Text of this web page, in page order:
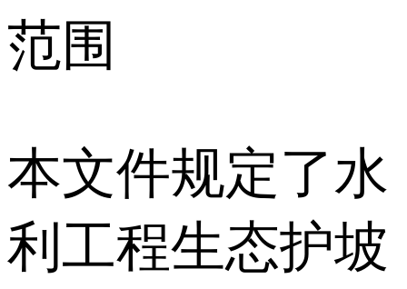
范围
本文件规定了水
利工程生态护坡